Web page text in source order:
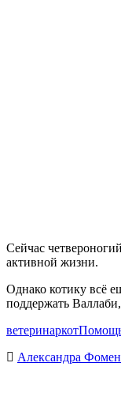
Сейчас
активной жизни.
Однако котику всё
поддержать
ветеринаркот
Александра